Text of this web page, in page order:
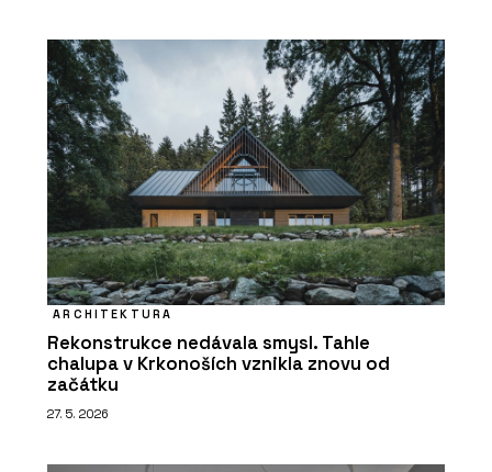
ARCHITEKTURA
Rekonstrukce nedávala smysl. Tahle
chalupa v Krkonoších vznikla znovu od
začátku
27. 5. 2026